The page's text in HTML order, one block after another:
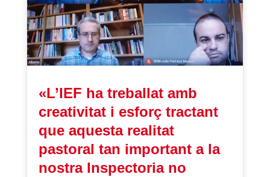
«L’IEF ha treballat amb
creativitat i esforç tractant
que aquesta realitat
pastoral tan important a la
nostra Inspectoria no